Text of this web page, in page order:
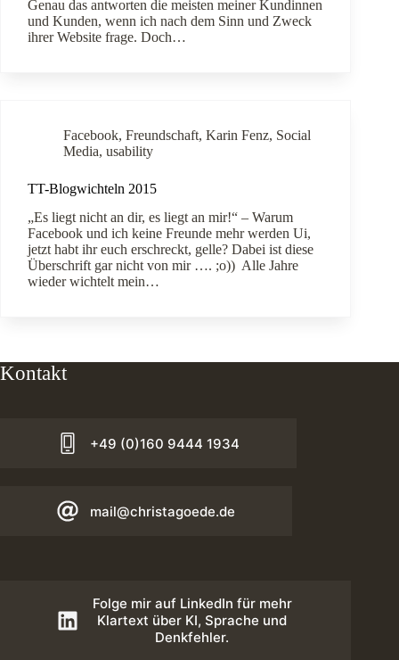
Genau das antworten die meisten meiner Kundinnen
und Kunden, wenn ich nach dem Sinn und Zweck
ihrer Website frage. Doch…
Facebook, Freundschaft, Karin Fenz, Social
Media, usability
TT-Blogwichteln 2015
„Es liegt nicht an dir, es liegt an mir!“ – Warum
Facebook und ich keine Freunde mehr werden Ui,
jetzt habt ihr euch erschreckt, gelle? Dabei ist diese
Überschrift gar nicht von mir …. ;o)) Alle Jahre
wieder wichtelt mein…
Kontakt
+49 (0)160 9444 1934
mail@christagoede.de
Folge mir auf LinkedIn für mehr
Klartext über KI, Sprache und
Denkfehler.